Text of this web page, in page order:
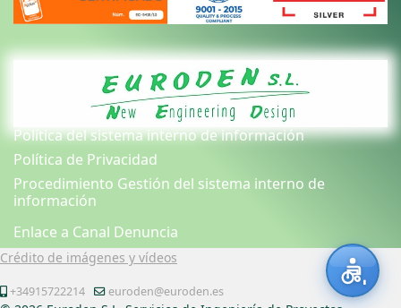
Política del sistema interno de información
Política de Privacidad
Procedimiento Gestión del sistema interno de
información
Enlace a Canal Denuncia
Crédito de imágenes y vídeos
+34915722214 euroden@euroden.es